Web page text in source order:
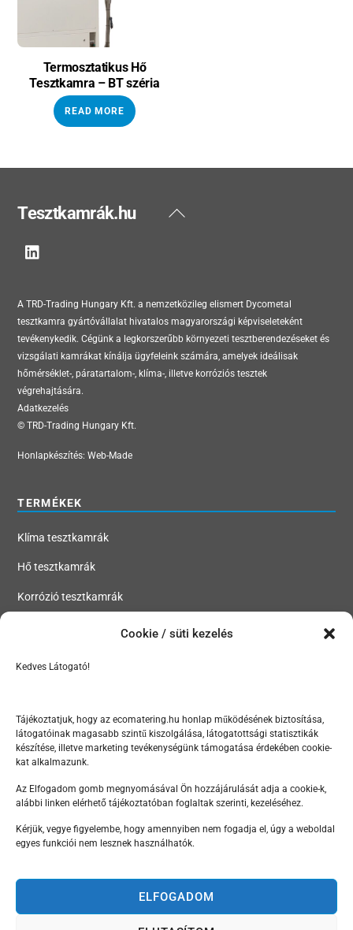
Cookie / süti kezelés
Kedves Látogató!
Tájékoztatjuk, hogy az ecomatering.hu honlap működésének biztosítása,
látogatóinak magasabb szintű kiszolgálása, látogatottsági statisztikák
készítése, illetve marketing tevékenységünk támogatása érdekében cookie-
kat alkalmazunk.
Az Elfogadom gomb megnyomásával Ön hozzájárulását adja a cookie-k,
alábbi linken elérhető tájékoztatóban foglaltak szerinti, kezeléséhez.
Kérjük, vegye figyelembe, hogy amennyiben nem fogadja el, úgy a weboldal
egyes funkciói nem lesznek használhatók.
ELFOGADOM
Termosztatikus Hő
Tesztkamra – BT széria
READ MORE
Back
Tesztkamrák.hu
A TRD-Trading Hungary Kft. a nemzetközileg elismert Dycometal
tesztkamra gyártóvállalat hivatalos magyarországi képviseleteként
tevékenykedik. Cégünk a legkorszerűbb környezeti tesztberendezéseket és
vizsgálati kamrákat kínálja ügyfeleink számára, amelyek ideálisak
hőmérséklet-, páratartalom-, klíma-, illetve korróziós tesztek
végrehajtására.
Adatkezelés
© TRD-Trading Hungary Kft.
Honlapkészítés:Web-Made
TERMÉKEK
Klíma tesztkamrák
Hő tesztkamrák
Korrózió tesztkamrák
Szivárgásteszt kamrák
MENÜ
Szektorok
Rólunk
Hírek
Kapcsolat
+36 20 777 1050 | +36 20 662 8319